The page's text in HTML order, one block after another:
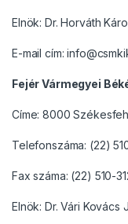
Elnök: Dr. Horváth
E-mail cím:
Fejér Vármegyei
Címe: 8000
Telefonszáma: (22)
Fax száma: (22) 510-
Elnök: Dr. Vári Kovács